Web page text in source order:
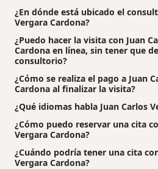
¿En dónde está ubicado el
Vergara Cardona?
¿Puedo hacer la visita con Juan
Cardona en línea, sin tener que
consultorio?
¿Cómo se realiza el pago a Juan
Cardona al finalizar la visita?
¿Qué idiomas habla Juan Carlos
¿Cómo puedo reservar una cita
Vergara Cardona?
¿Cuándo podría tener una cita
Vergara Cardona?